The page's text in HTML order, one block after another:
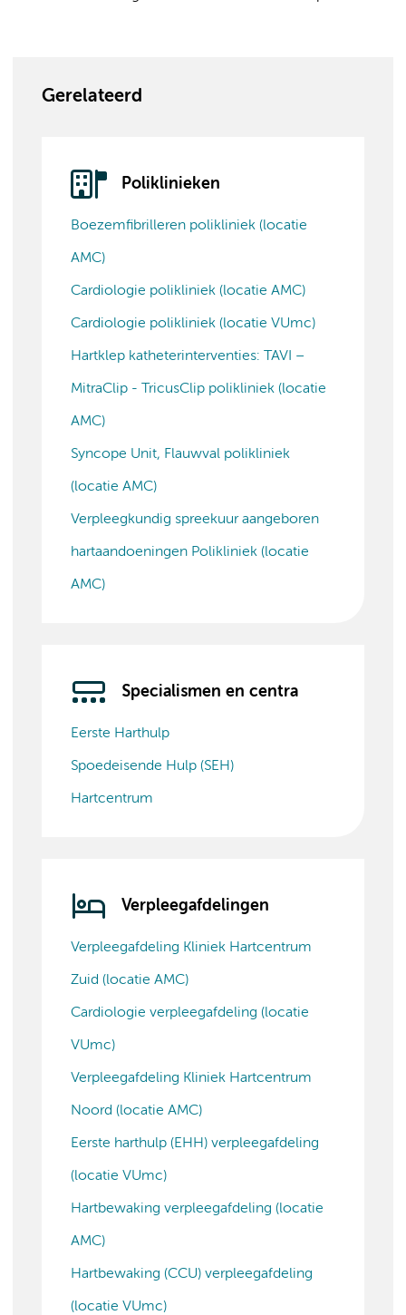
Gerelateerd
Poliklinieken
Boezemfibrilleren polikliniek (locatie
AMC)
Cardiologie polikliniek (locatie AMC)
Cardiologie polikliniek (locatie VUmc)
Hartklep katheterinterventies: TAVI –
MitraClip - TricusClip polikliniek (locatie
AMC)
Syncope Unit, Flauwval polikliniek
(locatie AMC)
Verpleegkundig spreekuur aangeboren
hartaandoeningen Polikliniek (locatie
AMC)
Specialismen en centra
Eerste Harthulp
Spoedeisende Hulp (SEH)
Hartcentrum
Verpleegafdelingen
Verpleegafdeling Kliniek Hartcentrum
Zuid (locatie AMC)
Cardiologie verpleegafdeling (locatie
VUmc)
Verpleegafdeling Kliniek Hartcentrum
Noord (locatie AMC)
Eerste harthulp (EHH) verpleegafdeling
(locatie VUmc)
Hartbewaking verpleegafdeling (locatie
AMC)
Hartbewaking (CCU) verpleegafdeling
(locatie VUmc)